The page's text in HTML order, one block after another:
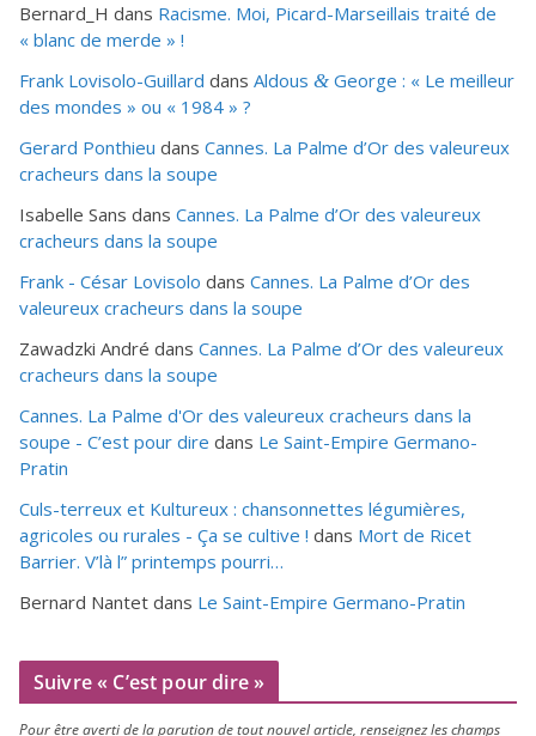
Bernard_H dans Racisme. Moi, Picard-Marseillais traité de
« blanc de merde » !
Frank Lovisolo-Guillard dans Aldous & George : « Le meilleur
des mondes » ou « 1984 » ?
Gerard Ponthieu dans Cannes. La Palme d’Or des valeureux
cracheurs dans la soupe
Isabelle Sans dans Cannes. La Palme d’Or des valeureux
cracheurs dans la soupe
Frank - César Lovisolo dans Cannes. La Palme d’Or des
valeureux cracheurs dans la soupe
Zawadzki André dans Cannes. La Palme d’Or des valeureux
cracheurs dans la soupe
Cannes. La Palme d'Or des valeureux cracheurs dans la
soupe - C’est pour dire dans Le Saint-Empire Germano-
Pratin
Culs-terreux et Kultureux : chansonnettes légumières,
agricoles ou rurales - Ça se cultive ! dans Mort de Ricet
Barrier. V’là l” printemps pourri…
Bernard Nantet dans Le Saint-Empire Germano-Pratin
Suivre « C’est pour dire »
Pour être aver­ti de la paru­tion de tout nou­vel article, ren­sei­gnez les champs